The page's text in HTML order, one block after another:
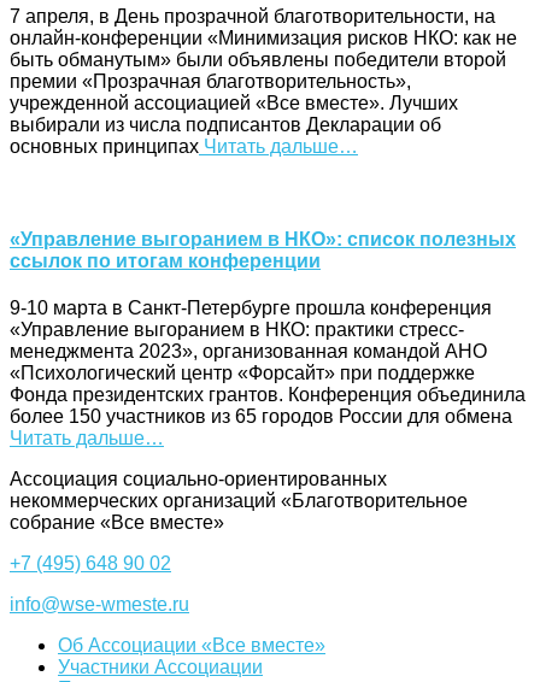
7 апреля, в День прозрачной благотворительности, на
онлайн-конференции «Минимизация рисков НКО: как не
быть обманутым» были объявлены победители второй
премии «Прозрачная благотворительность»,
учрежденной ассоциацией «Все вместе». Лучших
выбирали из числа подписантов Декларации об
основных принципах Читать дальше…
«Управление выгоранием в НКО»: список полезных
ссылок по итогам конференции
9-10 марта в Санкт-Петербурге прошла конференция
«Управление выгоранием в НКО: практики стресс-
менеджмента 2023», организованная командой АНО
«Психологический центр «Форсайт» при поддержке
Фонда президентских грантов. Конференция объединила
более 150 участников из 65 городов России для обмена
Читать дальше…
Ассоциация cоциально-ориентированных
некоммерческих организаций «Благотворительное
собрание «Все вместе»
+7 (495) 648 90 02
info@wse-wmeste.ru
Об Ассоциации «Все вместе»
Участники Ассоциации